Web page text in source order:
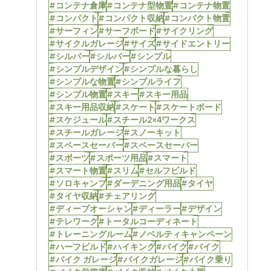
#コンテナ倉庫#コンテナ型物置#コンテナ物置
#コンパクト#コンパクト収納#コンパクト物置
#サーフィン#サーフボード#サイクリング
#サイクルガレージ#サイズ#サイドエントリー
#シルバー#シルバー#シンプル
#シンプルデザイン#シンプルな暮らし
#シンプルな物置#シンプルライフ
#シンプル物置#スキー#スキー用品
#スキー用品収納#スケート#スケートボード
#スケジュール#スチール2×4ワークス
#スチールガレージ#スノーキット
#スペースセーバー#スペースセーバー
#スポーツ#スポーツ用品#スマート
#スマート物置#スリム#セルフビルド
#ソロキャンプ#ダーデニング用品#タイヤ
#タイヤ収納#チェアリング
#ディープオーシャン#ディーラー#デザイン
#テレワーク#トータルコーディネート
#トレーニングルーム#ノベルティキャンペーン
#ハーフビルド#ハイキング#バイク#バイク
#バイク ガレージ#バイクガレージ#バイク乗り